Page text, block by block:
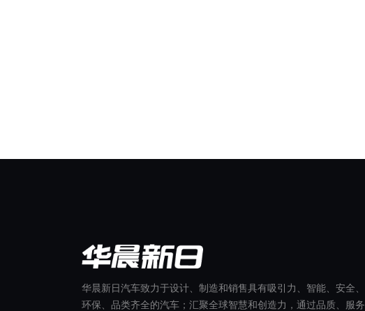
华晨新日汽车致力于设计、制造和销售具有吸引力、智能、安全、
环保、品类齐全的汽车；汇聚全球智慧和创造力，通过品质、服务